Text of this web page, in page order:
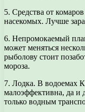
5. Средства от
насекомых. Лучше
6. Непромокаемый
может меняться
рыболову стоит
мороза.
7. Лодка. В водоемах
малоэффективна, да и
только водным